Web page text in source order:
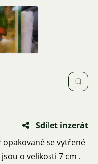
Sdílet inzerát